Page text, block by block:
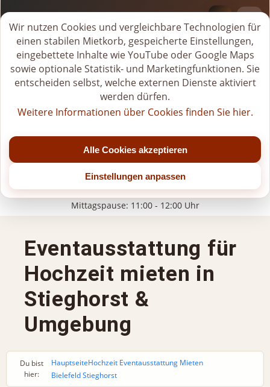
Deprecated
: Creation of dynamic property
Page::$__pages_city_seo_applied is deprecated in
/users/tiwrow/www/verleih/modules/pages_city_seo/
on line180
M
i
e
t
k
r
b
ö
f
e
Jetzt geöffnet
Mo - Fr: 07:00 - 22:00 Uhr (bis Jahresende)
Sa: 07:00 - 20:00 Uhr (nach 15:00 Uhr nur nach Vereinbarung)
So/Feiertage: nur für gebuchte Veranstaltungen
Mittagspause: 11:00 - 12:00 Uhr
Eventausstattung für
Hochzeit mieten in
Stieghorst &
Umgebung
Du bist
hier:
HauptseiteHochzeit Eventausstattung Mieten
Bielefeld Stieghorst
Wir nutzen Cookies und vergleichbare Technologien für
einen stabilen Mietkorb, gespeicherte Einstellungen,
eingebettete Inhalte wie YouTube oder Google Maps
sowie optionale Statistik- und Marketingfunktionen. Sie
entscheiden selbst, welche externen Dienste aktiviert
werden dürfen.
Weitere Informationen über Cookies finden Sie hier.
Alle Cookies akzeptieren
Einstellungen anpassen